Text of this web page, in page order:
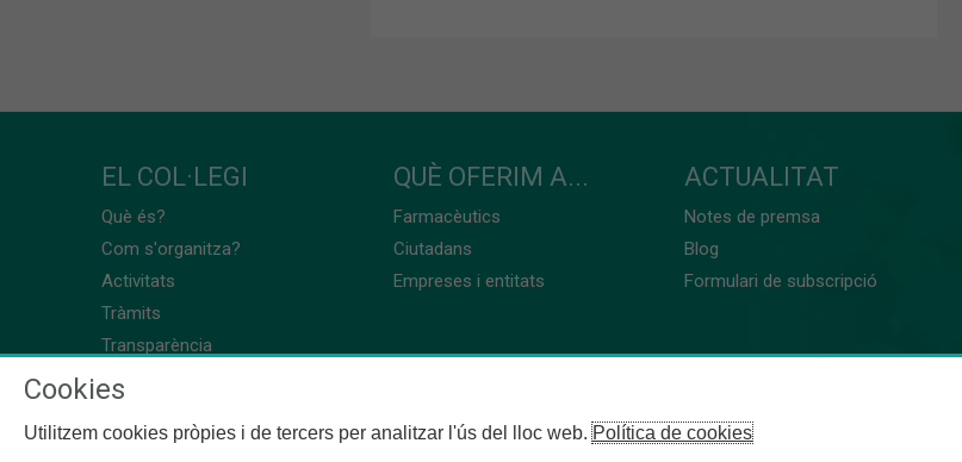
EL COL·LEGI
Què és?
Com s'organitza?
Activitats
Tràmits
Transparència
QUÈ OFERIM A...
Farmacèutics
Ciutadans
Empreses i entitats
ACTUALITAT
Notes de premsa
Blog
Formulari de subscripció
Cookies
Utilitzem cookies pròpies i de tercers per analitzar l'ús del lloc web.Política de cookies